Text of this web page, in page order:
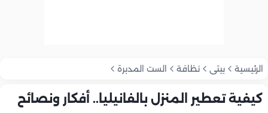
الرئيسية بيتى نظافة الست المدبرة
كيفية تعطير المنزل بالفانيليا.. أفكار ونصائح